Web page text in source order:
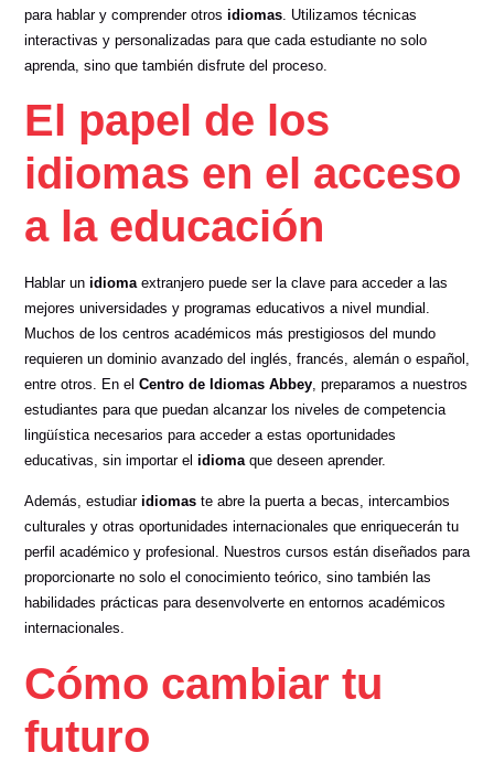
para hablar y comprender otros idiomas. Utilizamos técnicas
interactivas y personalizadas para que cada estudiante no solo
aprenda, sino que también disfrute del proceso.
El papel de los
idiomas en el acceso
a la educación
Hablar un idiomaextranjero puede ser la clave para acceder a las
mejores universidades y programas educativos a nivel mundial.
Muchos de los centros académicos más prestigiosos del mundo
requieren un dominio avanzado del inglés, francés, alemán o español,
entre otros. En el Centro de Idiomas Abbey, preparamos a nuestros
estudiantes para que puedan alcanzar los niveles de competencia
lingüística necesarios para acceder a estas oportunidades
educativas, sin importar el idiomaque deseen aprender.
Además, estudiar idiomaste abre la puerta a becas, intercambios
culturales y otras oportunidades internacionales que enriquecerán tu
perfil académico y profesional. Nuestros cursos están diseñados para
proporcionarte no solo el conocimiento teórico, sino también las
habilidades prácticas para desenvolverte en entornos académicos
internacionales.
Cómo cambiar tu
futuro